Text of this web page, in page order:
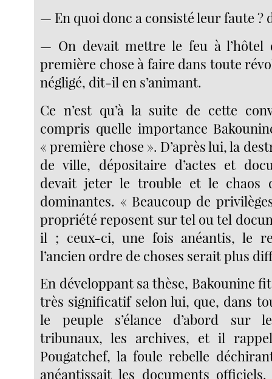
— En quoi donc a consisté leur faute ?
— On devait mettre le feu à l’hôtel
première chose à faire dans toute
négligé, dit-il en s’animant.
Ce n’est qu’à la suite de cette
compris quelle importance
« première chose ». D’après lui, la
de ville, dépositaire d’actes et
devait jeter le trouble et le chaos
dominantes. « Beaucoup de
propriété reposent sur tel ou tel
il ; ceux-ci, une fois anéantis, le
l’ancien ordre de choses serait plus
En développant sa thèse, Bakounine
très significatif selon lui, que, dans
le peuple s’élance d’abord sur
tribunaux, les archives, et il
Pougatchef, la foule rebelle
anéantissait les documents